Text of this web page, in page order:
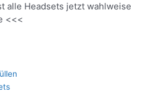
alle Headsets jetzt wahlweise
<<<